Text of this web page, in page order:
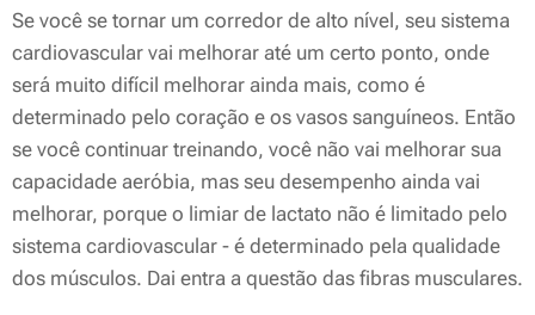
Se você se tornar um corredor de alto nível, seu sistema
cardiovascular vai melhorar até um certo ponto, onde
será muito difícil melhorar ainda mais, como é
determinado pelo coração e os vasos sanguíneos. Então
se você continuar treinando, você não vai melhorar sua
capacidade aeróbia, mas seu desempenho ainda vai
melhorar, porque o limiar de lactato não é limitado pelo
sistema cardiovascular - é determinado pela qualidade
dos músculos. Dai entra a questão das fibras musculares.